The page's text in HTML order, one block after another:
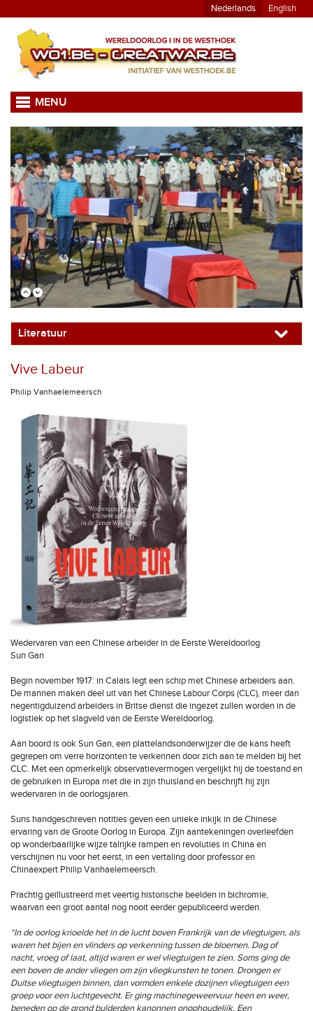
Nederlands English
MENU
Literatuur
Vive Labeur
Philip Vanhaelemeersch
Wedervaren van een Chinese arbeider in de Eerste Wereldoorlog
Sun Gan
Begin november 1917: in Calais legt een schip met Chinese arbeiders aan.
De mannen maken deel uit van het Chinese Labour Corps (CLC), meer dan
negentigduizend arbeiders in Britse dienst die ingezet zullen worden in de
logistiek op het slagveld van de Eerste Wereldoorlog.
Aan boord is ook Sun Gan, een plattelandsonderwijzer die de kans heeft
gegrepen om verre horizonten te verkennen door zich aan te melden bij het
CLC. Met een opmerkelijk observatievermogen vergelijkt hij de toestand en
de gebruiken in Europa met die in zijn thuisland en beschrijft hij zijn
wedervaren in de oorlogsjaren.
Suns handgeschreven notities geven een unieke inkijk in de Chinese
ervaring van de Groote Oorlog in Europa. Zijn aantekeningen overleefden
op wonderbaarlijke wijze talrijke rampen en revoluties in China en
verschijnen nu voor het eerst, in een vertaling door professor en
Chinaexpert Philip Vanhaelemeersch.
Prachtig geïllustreerd met veertig historische beelden in bichromie,
waarvan een groot aantal nog nooit eerder gepubliceerd werden.
“In de oorlog krioelde het in de lucht boven Frankrijk van de vliegtuigen, als
waren het bijen en vlinders op verkenning tussen de bloemen. Dag of
nacht, vroeg of laat, altijd waren er wel vliegtuigen te zien. Soms ging de
een boven de ander vliegen om zijn vliegkunsten te tonen. Drongen er
Duitse vliegtuigen binnen, dan vormden enkele dozijnen vliegtuigen een
groep voor een luchtgevecht. Er ging machinegeweervuur heen en weer,
beneden op de grond bulderden kanonnen onophoudelijk. Een